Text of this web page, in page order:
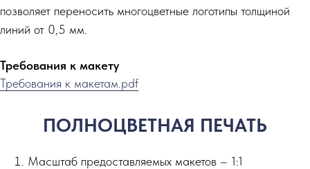
позволяет переносить многоцветные логотипы толщиной
линий от 0,5 мм.
Требования к макету
Требования к макетам.pdf
ПОЛНОЦВЕТНАЯ ПЕЧАТЬ
Масштаб предоставляемых макетов – 1:1